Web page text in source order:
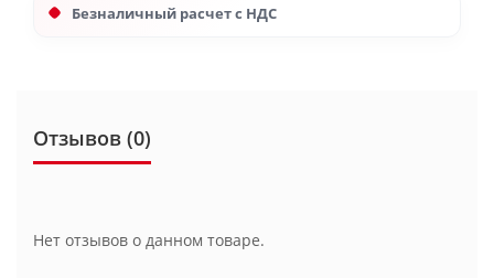
Безналичный расчет с НДС
Отзывов (0)
Нет отзывов о данном товаре.